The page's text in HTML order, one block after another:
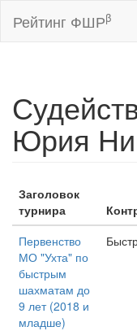
Рейтинг ФШРβ
Юрия
Заголовок
турнира
Первенство
МО "Ухта" по
быстрым
шахматам до
9 лет (2018 и
младше)